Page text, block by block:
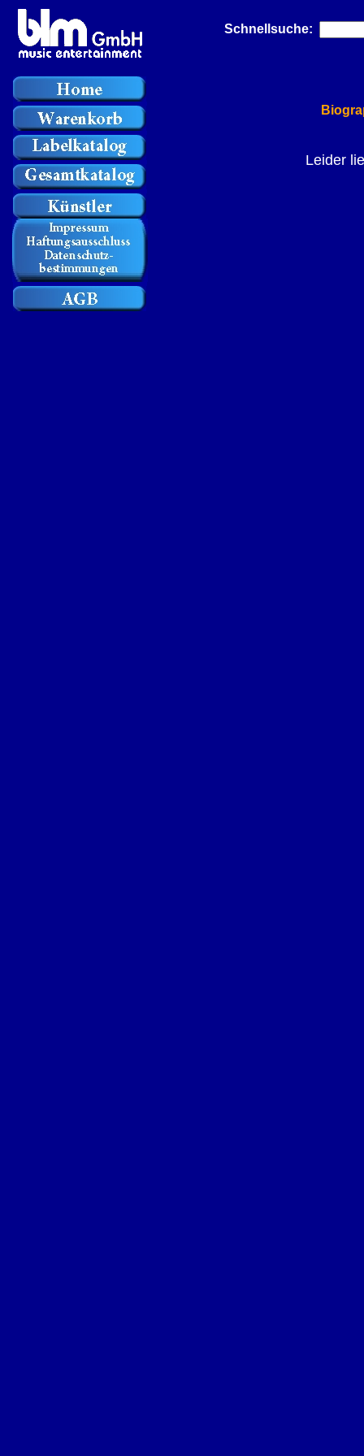
Schnellsuche:
Leider